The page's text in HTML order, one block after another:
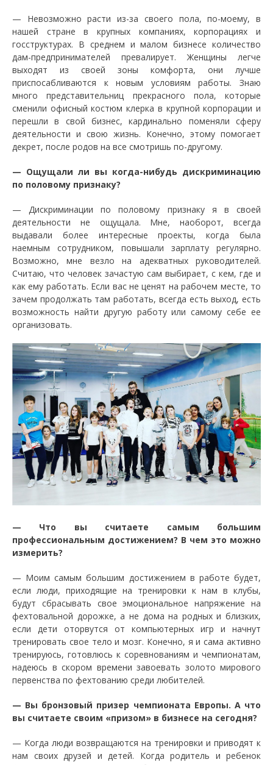
— Невозможно расти из-за своего пола, по-моему, в
нашей стране в крупных компаниях, корпорациях и
госструктурах. В среднем и малом бизнесе количество
дам-предпринимателей превалирует. Женщины легче
выходят из своей зоны комфорта, они лучше
приспосабливаются к новым условиям работы. Знаю
много представительниц прекрасного пола, которые
сменили офисный костюм клерка в крупной корпорации и
перешли в свой бизнес, кардинально поменяли сферу
деятельности и свою жизнь. Конечно, этому помогает
декрет, после родов на все смотришь по-другому.
— Ощущали ли вы когда-нибудь дискриминацию
по половому признаку?
— Дискриминации по половому признаку я в своей
деятельности не ощущала. Мне, наоборот, всегда
выдавали более интересные проекты, когда была
наемным сотрудником, повышали зарплату регулярно.
Возможно, мне везло на адекватных руководителей.
Считаю, что человек зачастую сам выбирает, с кем, где и
как ему работать. Если вас не ценят на рабочем месте, то
зачем продолжать там работать, всегда есть выход, есть
возможность найти другую работу или самому себе ее
организовать.
— Что вы считаете самым большим
профессиональным достижением? В чем это можно
измерить?
— Моим самым большим достижением в работе будет,
если люди, приходящие на тренировки к нам в клубы,
будут сбрасывать свое эмоциональное напряжение на
фехтовальной дорожке, а не дома на родных и близких,
если дети оторвутся от компьютерных игр и начнут
тренировать свое тело и мозг. Конечно, я и сама активно
тренируюсь, готовлюсь к соревнованиям и чемпионатам,
надеюсь в скором времени завоевать золото мирового
первенства по фехтованию среди любителей.
— Вы бронзовый призер чемпионата Европы. А что
вы считаете своим «призом» в бизнесе на сегодня?
— Когда люди возвращаются на тренировки и приводят к
нам своих друзей и детей. Когда родитель и ребенок